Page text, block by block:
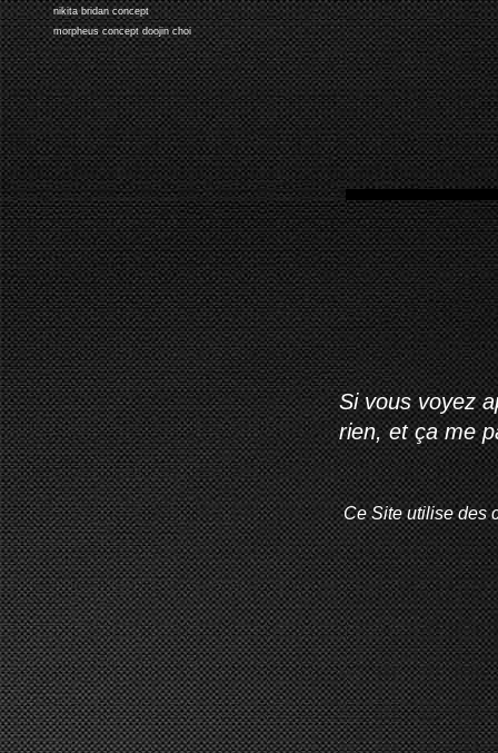
nikita bridan concept
morpheus concept doojin choi
Si vous voyez
rien, et ça me
Ce Site utilise des